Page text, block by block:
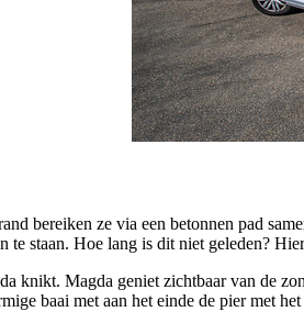
bereiken ze via een betonnen pad
staan. Hoe lang is dit niet geleden?
knikt. Magda geniet zichtbaar van de
baai met aan het einde de pier met